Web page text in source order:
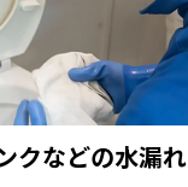
クなどの水漏れ